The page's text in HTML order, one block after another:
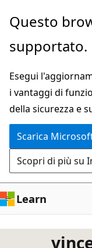
Ignora
passa
contenuto
principale
Questo
supportato.
Esegui
i vantaggi di
della sicurezza e
Scarica
Scopri di più su
Learn